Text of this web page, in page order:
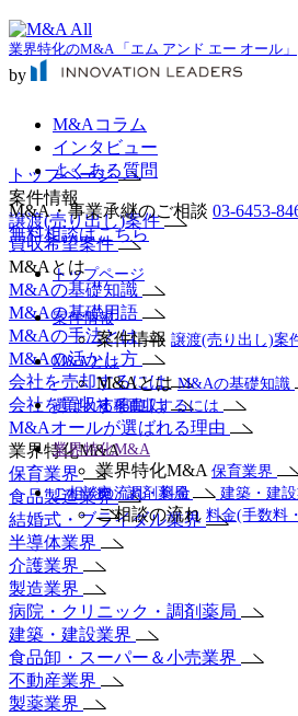
業界特化のM&A 「エム アンド エー オール」
by
M&Aコラム
インタビュー
よくある質問
M&A・事業承継のご相談 03-6453-
無料相談はこちら
トップページ
案件情報
案件情報 譲渡(売り出し)案
M&Aとは
M&AとはM&Aの基礎知識
社を買収するには
選ばれる理由
業界特化M&A
業界特化M&A 保育業界
療・調剤薬局
建築・建
ご相談の流れ・料金
ご相談の流れ 料金(手数料
トップページ
案件情報
譲渡(売り出し)案件
買収希望案件
M&Aとは
M&Aの基礎知識
M&Aの基礎用語
M&Aの手法とは
M&Aの活かし方
会社を売却するには
会社を買収するには
M&Aオールが選ばれる理由
業界特化M&A
保育業界
食品製造業界
結婚式・ブライダル業界
半導体業界
介護業界
製造業界
病院・クリニック・調剤薬局
建築・建設業界
食品卸・スーパー＆小売業界
不動産業界
製薬業界